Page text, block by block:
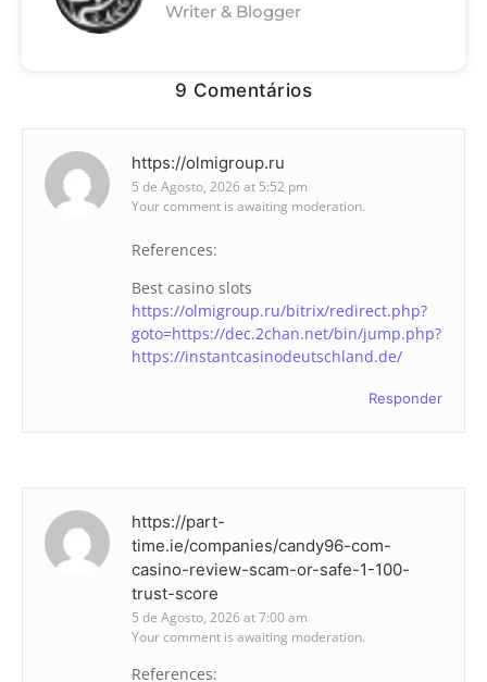
Writer & Blogger
9 Comentários
https://olmigroup.ru
5 de Agosto, 2026 at 5:52 pm
Your comment is awaiting moderation.
References:
Best casino slots
https://olmigroup.ru/bitrix/redirect.php?
goto=https://dec.2chan.net/bin/jump.php?
https://instantcasinodeutschland.de/
Responder
https://part-
time.ie/companies/candy96-com-
casino-review-scam-or-safe-1-100-
trust-score
5 de Agosto, 2026 at 7:00 am
Your comment is awaiting moderation.
References: